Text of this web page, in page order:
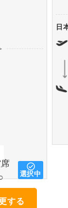
選択中
する
日